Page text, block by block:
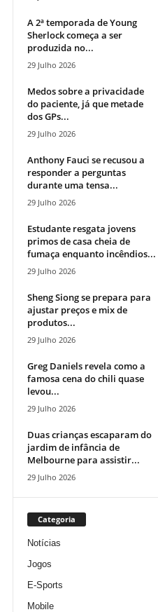
A 2ª temporada de Young
Sherlock começa a ser
produzida no...
29 Julho 2026
Medos sobre a privacidade
do paciente, já que metade
dos GPs...
29 Julho 2026
Anthony Fauci se recusou a
responder a perguntas
durante uma tensa...
29 Julho 2026
Estudante resgata jovens
primos de casa cheia de
fumaça enquanto incêndios...
29 Julho 2026
Sheng Siong se prepara para
ajustar preços e mix de
produtos...
29 Julho 2026
Greg Daniels revela como a
famosa cena do chili quase
levou...
29 Julho 2026
Duas crianças escaparam do
jardim de infância de
Melbourne para assistir...
29 Julho 2026
Categoria
Notícias
Jogos
E-Sports
Mobile